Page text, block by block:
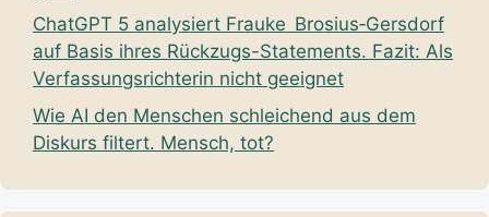
ChatGPT 5 analysiert Frauke Brosius‑Gersdorf
auf Basis ihres Rückzugs-Statements. Fazit: Als
Verfassungsrichterin nicht geeignet
Wie AI den Menschen schleichend aus dem
Diskurs filtert. Mensch, tot?